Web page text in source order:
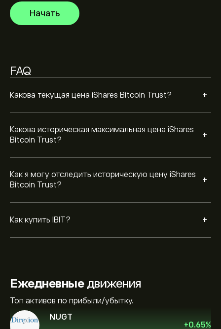
Начать
FAQ
Какова текущая цена iShares Bitcoin Trust? +
Какова историческая максимальная цена iShares
Bitcoin Trust?
+
Как я могу отследить историческую цену iShares
Bitcoin Trust?
+
Trust. Цена iShares Bitcoin Trust находится в
диапазоне -29.57‎$‎ за последний год.
Как купить IBIT? +
Чтобы купить IBIT, перейдите в инструмент "iShares
Bitcoin Trust (IBIT)" на веб-сайте eToro. После того,
определенной цене в будущем.
Ежедневныедвижения
Топ активов по прибыли/убытку.
NUGT
+0.65%